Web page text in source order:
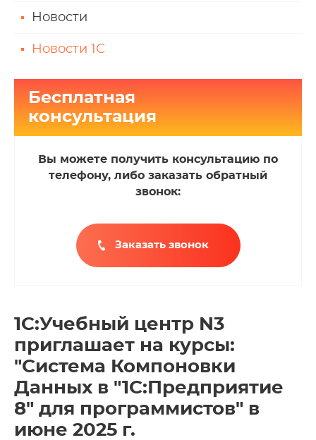
Новости
Новости 1С
Бесплатная
консультация
Вы можете получить консультацию по
телефону, либо заказать обратный
звонок:
Заказать звонок
1С:Учебный центр N3
приглашает на курсы:
"Система Компоновки
Данных в "1С:Предприятие
8" для программистов" в
июне 2025 г.